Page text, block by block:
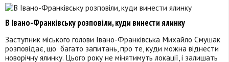
В Івано-Франківську розповіли, куди винести ялинку
Заступник міського голови Івано-Франківська Михайло Смушак
розповідає, що багато запитань, про те, куди можна віднести
новорічну ялинку. Цього року не мінятимуть локації, і залишать